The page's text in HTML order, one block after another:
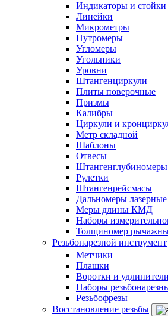
Индикаторы и стойки
Линейки
Микрометры
Нутромеры
Угломеры
Угольники
Уровни
Штангенциркули
Плиты поверочные
Призмы
Калибры
Циркули и
Метр складной
Шаблоны
Отвесы
Штангенглубиномеры
Рулетки
Штангенрейсмасы
Дальномеры лазерные
Меры длины КМД
Наборы
Толщиномер
Резьбонарезной инструмент
Метчики
Плашки
Воротки и удлинители
Наборы
Резьбофрезы
Восстановление резьбы